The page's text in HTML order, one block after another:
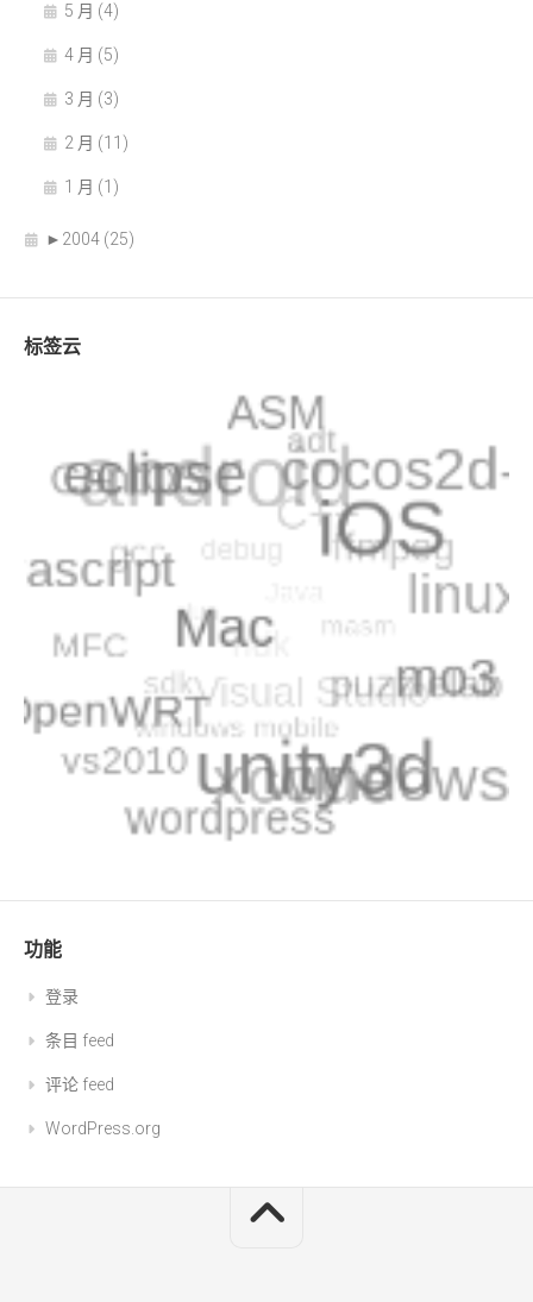
5 月 (4)
4 月 (5)
3 月 (3)
2 月 (11)
1 月 (1)
► 2004 (25)
标签云
功能
登录
条目 feed
评论 feed
WordPress.org